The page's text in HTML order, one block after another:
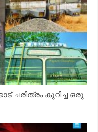
ചരിത്രം കുറിച്ച ഒരു